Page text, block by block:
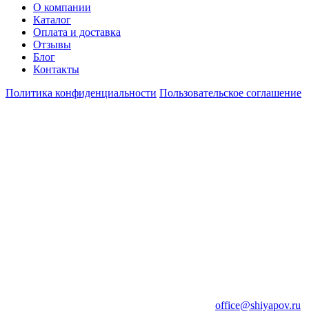
О компании
Каталог
Оплата и доставка
Отзывы
Блог
Контакты
Политика конфиденциальности Пользовательское соглашение
office@shiyapov.ru